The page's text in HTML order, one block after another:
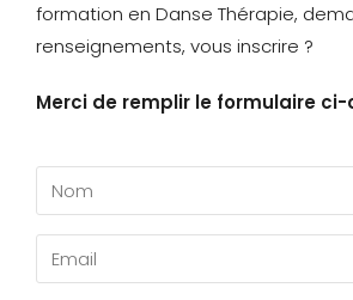
formation en Danse Thérapie,
renseignements, vous inscrire ?
Merci de remplir le formulaire